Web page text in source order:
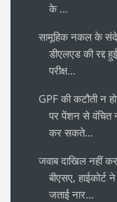
के ...
सामूहिक नकल के
डीएलएड की रद्द हुई
परीक्ष...
GPF की कटौती न
पर पेंशन से वंचित
कर सकते...
जवाब दाखिल नहीं
बीएसए, हाईकोर्ट ने
जताई नार...